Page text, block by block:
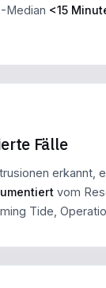
Median <15
Fälle
erkannt,
vom
Tide